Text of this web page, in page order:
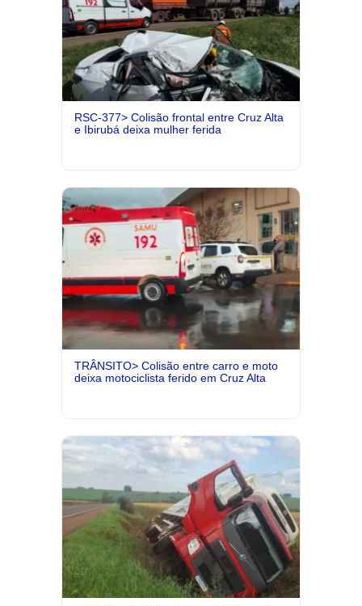
RSC-377> Colisão frontal entre Cruz Alta
e Ibirubá deixa mulher ferida
TRÂNSITO> Colisão entre carro e moto
deixa motociclista ferido em Cruz Alta